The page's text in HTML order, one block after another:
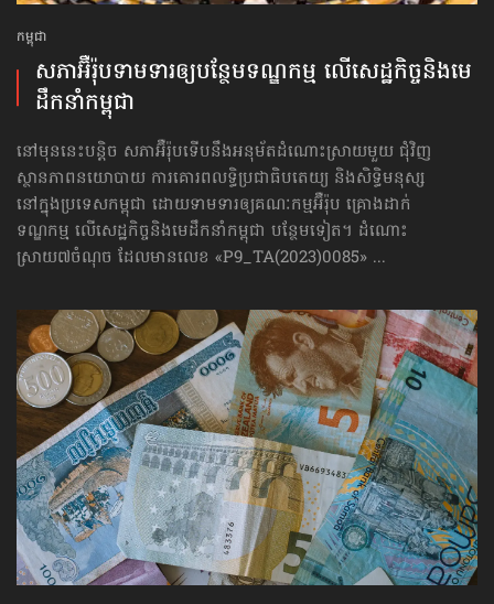
កម្ពុជា
សភាអ៊ឺរ៉ុបទាមទារ​ឲ្យបន្ថែម​ទណ្ឌកម្ម លើសេដ្ឋកិច្ច​និងមេ
ដឹកនាំកម្ពុជា
នៅមុននេះបន្តិច សភាអ៊ឺរ៉ុបទើបនឹងអនុម័តដំណោះស្រាយមួយ ជុំវិញ
ស្ថានភាពនយោបាយ ការគោរព​លទ្ធិ​ប្រជាធិបតេយ្យ និងសិទ្ធិមនុស្ស
នៅក្នុងប្រទេសកម្ពុជា ដោយទាមទារឲ្យគណៈកម្មអ៊ឺរ៉ុប គ្រោងដាក់​
ទណ្ឌកម្ម លើសេដ្ឋកិច្ច​និងមេដឹកនាំកម្ពុជា បន្ថែមទៀត។ ដំណោះ
ស្រាយ៧ចំណុច ដែលមានលេខ «P9_TA(2023)0085» ...